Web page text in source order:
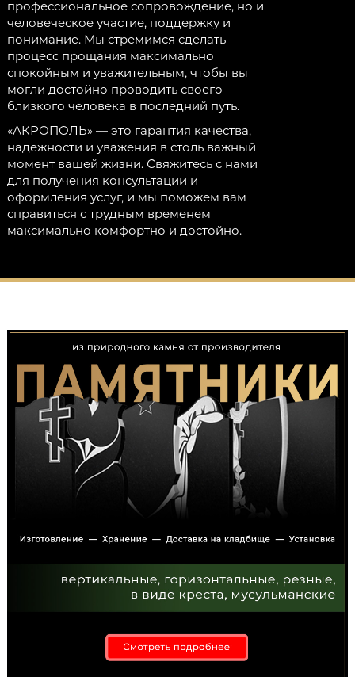
профессиональное сопровождение, но и
человеческое участие, поддержку и
понимание. Мы стремимся сделать
процесс прощания максимально
спокойным и уважительным, чтобы вы
могли достойно проводить своего
близкого человека в последний путь.
«АКРОПОЛЬ» — это гарантия качества,
надежности и уважения в столь важный
момент вашей жизни. Свяжитесь с нами
для получения консультации и
оформления услуг, и мы поможем вам
справиться с трудным временем
максимально комфортно и достойно.